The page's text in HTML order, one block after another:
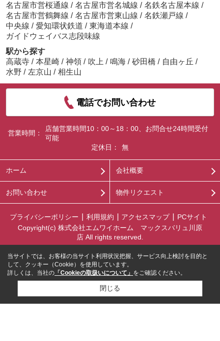
名古屋市営桜通線 / 名古屋市営名城線 / 名鉄名古屋本線 /
名古屋市営鶴舞線 / 名古屋市営東山線 / 名鉄瀬戸線 /
中央線 / 愛知環状鉄道 / 東海道本線 /
ガイドウェイバス志段味線
駅から探す
高蔵寺 / 本星崎 / 神領 / 吹上 / 鳴海 / 砂田橋 / 自由ヶ丘 /
水野 / 左京山 / 相生山
電話でお問い合わせ
営業時間：
店舗営業時間10：00～18：00、お問合せ24時間受付
可能
定休日：
無
ホーム 会社概要
お問い合わせ 物件リクエスト
プライバシーポリシー 利用規約 アクセスマップ
PCサイト
Copyright(c) 株式会社エムワイホーム マックスバリュ川原
店 All rights reserved.
当サイトでは、お客様の当サイト利用状況把握、サービス向上検討を目的と
して、クッキー（Cookie）を使用しています。
詳しくは、当社の 「Cookieの取扱いについて」 をご確認ください。
閉じる